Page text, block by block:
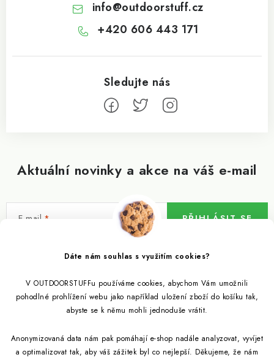
Dáte nám souhlas s využitím cookies?
V OUTDOORSTUFFu používáme cookies, abychom Vám umožnili
pohodlné prohlížení webu jako například uložení zboží do košíku tak,
abyste se k němu mohli jednoduše vrátit.
Anonymizovaná data nám pak pomáhají e-shop nadále analyzovat, vyvíjet
a optimalizovat tak, aby váš zážitek byl co nejlepší. Děkujeme, že nám
Aktuální novinky a akce na váš e-mail
E-mail
Vložením e-mailu souhlasíte spodmínkami ochrany osobních údajů
PŘIHLÁSIT SE
info@outdoorstuff.cz
+420 606 443 171
Informace pro vás
Outdoor blog
Věrnostní program
Citronela a její účinky